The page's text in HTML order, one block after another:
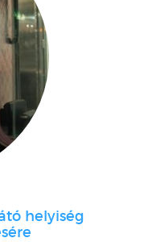
helyiség